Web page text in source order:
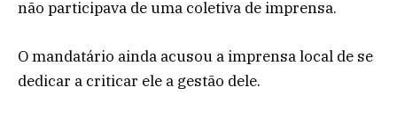
não participava de uma coletiva de imprensa.
O mandatário ainda acusou a imprensa local de se
dedicar a criticar ele a gestão dele.